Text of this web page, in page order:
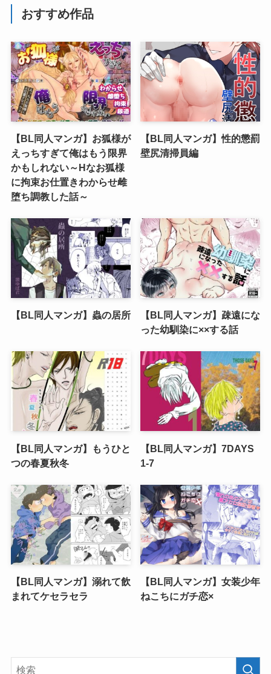
おすすめ作品
【BL同人マンガ】お狐様が
えっちすぎて俺はもう限界
かもしれない～Hなお狐様
に拘束お仕置きわからせ雌
堕ち調教した話～
【BL同人マンガ】性的懲罰
壁尻清掃員編
【BL同人マンガ】蟲の居所
【BL同人マンガ】疎遠にな
った幼馴染に××する話
【BL同人マンガ】もうひと
つの春夏秋冬
【BL同人マンガ】7DAYS
1-7
【BL同人マンガ】溺れて飲
まれてケセラセラ
【BL同人マンガ】女装少年
ねこちにガチ恋×